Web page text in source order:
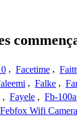
, Facetime ,
, Falke ,
, Fayele , Fb-
Febfox Wifi Camera